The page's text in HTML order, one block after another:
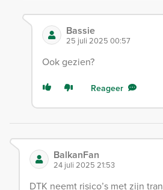
Bassie
25 juli 2025 00:57
Ook gezien?
Reageer
BalkanFan
24 juli 2025 21:53
DTK neemt risico’s met zijn